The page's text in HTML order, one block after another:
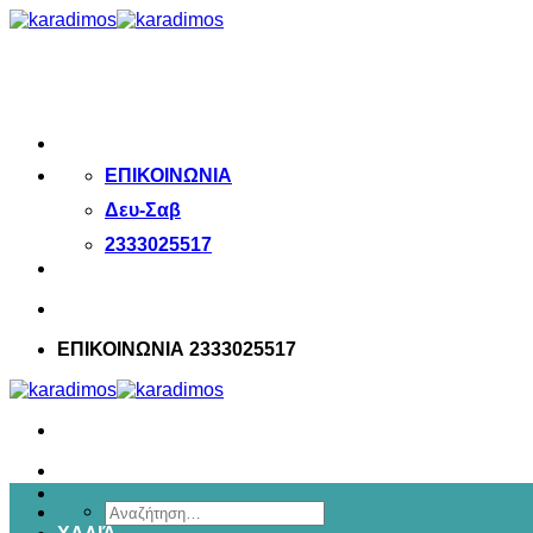
Μετάβαση
ΕΠΙΚΟΙΝΩΝΙΑ
Δευ-Σαβ
2333025517
ΕΠΙΚΟΙΝΩΝΙΑ 2333025517
Αναζήτηση